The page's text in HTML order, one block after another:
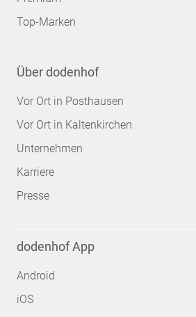
Top-Marken
Über dodenhof
Vor Ort in Posthausen
Vor Ort in Kaltenkirchen
Unternehmen
Karriere
Presse
dodenhof App
Android
iOS